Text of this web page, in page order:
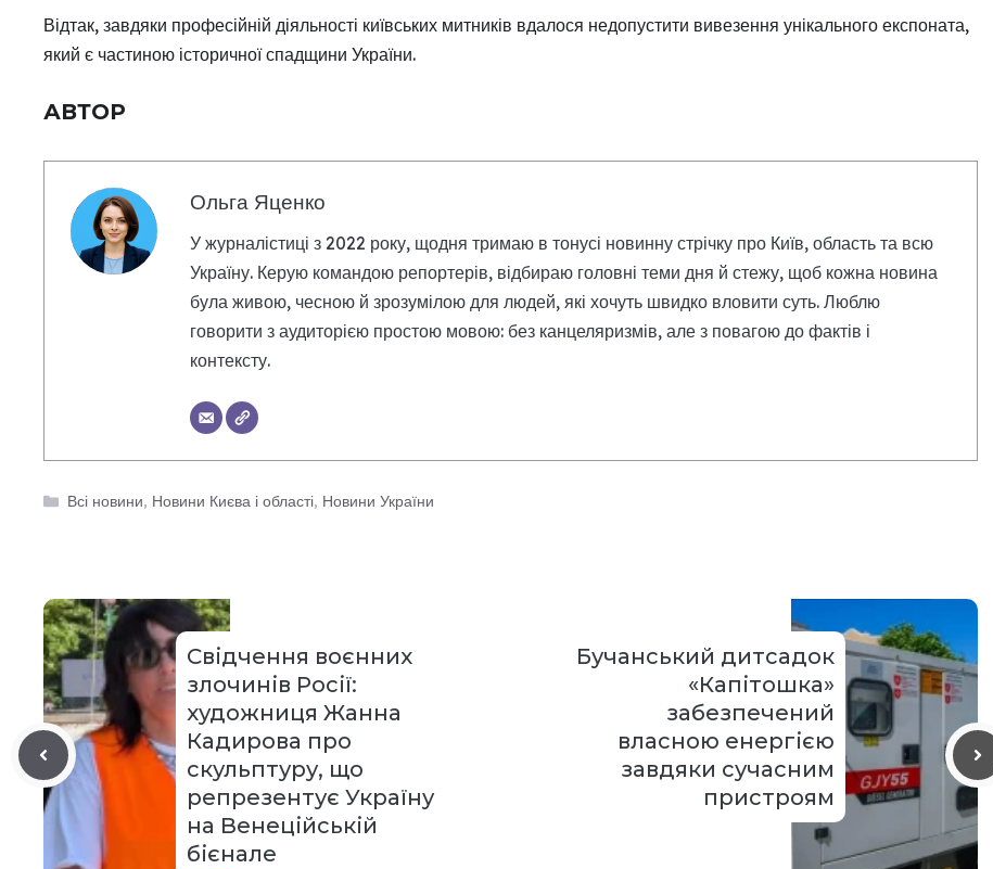
Відтак, завдяки професійній діяльності київських митників вдалося недопустити вивезення унікального експоната,
який є частиною історичної спадщини України.
АВТОР
Ольга Яценко
У журналістиці з 2022 року, щодня тримаю в тонусі новинну стрічку про Київ, область та всю
Україну. Керую командою репортерів, відбираю головні теми дня й стежу, щоб кожна новина
була живою, чесною й зрозумілою для людей, які хочуть швидко вловити суть. Люблю
говорити з аудиторією простою мовою: без канцеляризмів, але з повагою до фактів і
контексту.
Категорії
Всі новини, Новини Києва і області, Новини України
Свідчення воєнних
злочинів Росії:
художниця Жанна
Кадирова про
скульптуру, що
репрезентує Україну
на Венеційській
бієнале
Бучанський дитсадок
«Капітошка»
забезпечений
власною енергією
завдяки сучасним
пристроям